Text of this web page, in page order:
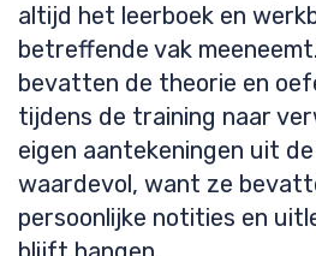
altijd het leerboek en
betreffende vak
bevatten de theorie en
tijdens de training naar
eigen aantekeningen uit
waardevol, want ze
persoonlijke notities en